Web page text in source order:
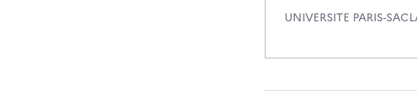
UNIVERSITE PARIS-